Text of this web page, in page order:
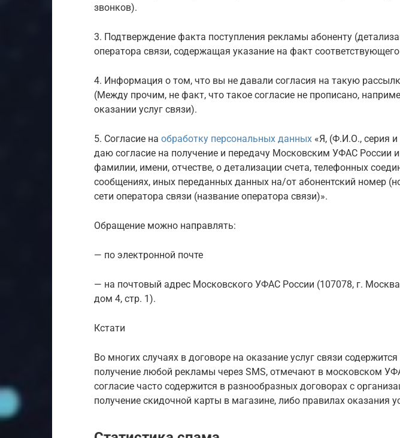
звонков).
3. Подтверждение факта поступления рекламы абоненту
оператора связи, содержащая указание на факт
4. Информация о том, что вы не давали согласия на такую
(Между прочим, не факт, что такое согласие не прописано,
оказании услуг связи).
5. Согласие на обработку персональных данных «Я, (Ф.И.О., серия
даю согласие на получение и передачу Московским УФАС России
фамилии, имени, отчестве, о детализации счета, телефонных
сообщениях, иных переданных данных на/от абонентский номер
сети оператора связи (название оператора связи)».
Обращение можно направлять:
— по электронной почте
— на почтовый адрес Московского УФАС России (107078, г.
дом 4, стр. 1).
Кстати
Во многих случаях в договоре на оказание услуг связи содержится
получение любой рекламы через SMS, отмечают в московском
согласие часто содержится в разнообразных договорах с
получение скидочной карты в магазине, либо правилах оказания